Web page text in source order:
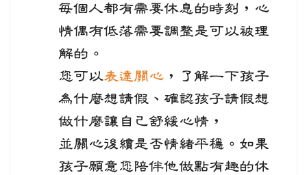
每個人都有需要休息的時刻，心
情偶有低落需要調整是可以被理
解的。
您可以表達關心 ，了解一下孩子
為什麼想請假、確認孩子請假想
做什麼讓自己舒緩心情，
並關心後續是否情緒平穩。如果
孩子願意您陪伴他做點有趣的休